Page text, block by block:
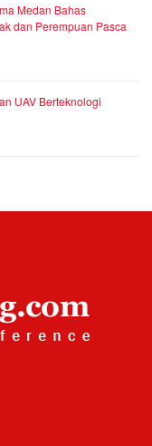
Medan Bahas
dan Perempuan Pasca
UAV Berteknologi